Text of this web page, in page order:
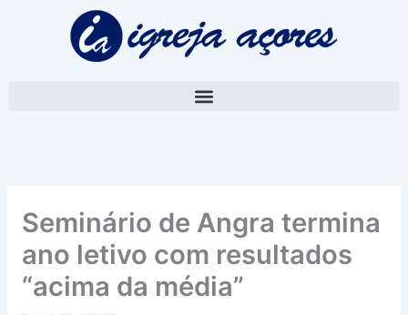
Seminário de Angra termina
ano letivo com resultados
“acima da média”